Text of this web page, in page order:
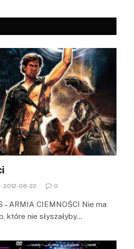
2012-08-22 0
– ARMIA CIEMNOŚCI Nie ma
które nie słyszałyby…